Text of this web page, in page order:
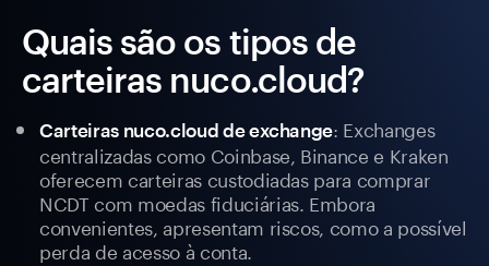
Quais são os tipos de
carteiras nuco.cloud?
Carteiras nuco.cloud de exchange: Exchanges
centralizadas como Coinbase, Binance e Kraken
oferecem carteiras custodiadas para comprar
NCDT com moedas fiduciárias. Embora
convenientes, apresentam riscos, como a possível
perda de acesso à conta.